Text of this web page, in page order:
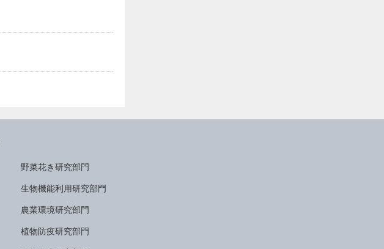
野菜花き研究部門
生物機能利用研究部門
農業環境研究部門
植物防疫研究部門